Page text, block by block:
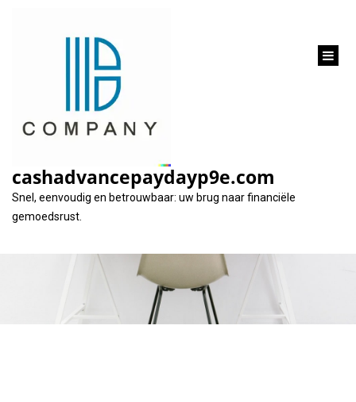
cashadvancepaydayp9e.com
Snel, eenvoudig en betrouwbaar: uw brug naar financiële
gemoedsrust.
Tips voor goedkoop
lenen voor uw
droomhuis